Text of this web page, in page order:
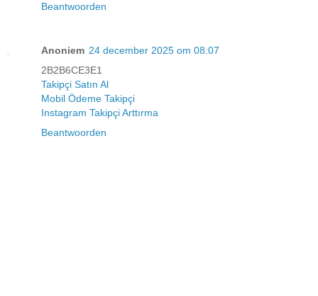
Beantwoorden
Anoniem 24 december 2025 om 08:07
2B2B6CE3E1
Takipçi Satın Al
Mobil Ödeme Takipçi
Instagram Takipçi Arttırma
Beantwoorden